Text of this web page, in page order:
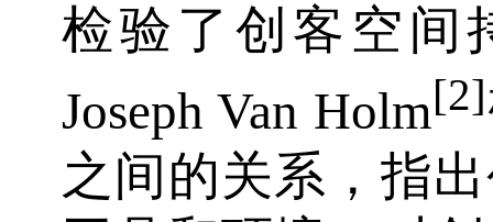
检验了创客空间
Joseph Van Holm[2]
之间的关系，指